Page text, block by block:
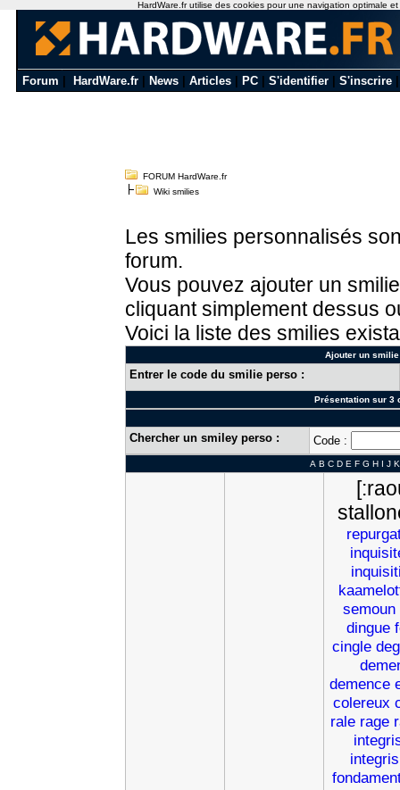
Forum HardWare.fr News Articles PC S'identifier S'inscrire
FORUM HardWare.fr
Wiki smilies
Les smilies personnalisés
forum.
Vous pouvez ajouter un
cliquant simplement dessus
Voici la liste des smilies
Ajouter un
Entrer le code du smilie perso :
Présentation sur 3
Chercher un smiley perso : Code :
A B C D E F G H I J K
semoun
dingue
cingle
demence
colereux
rale rage
HardWare.fr utilise des cookies pour une navigation optimale